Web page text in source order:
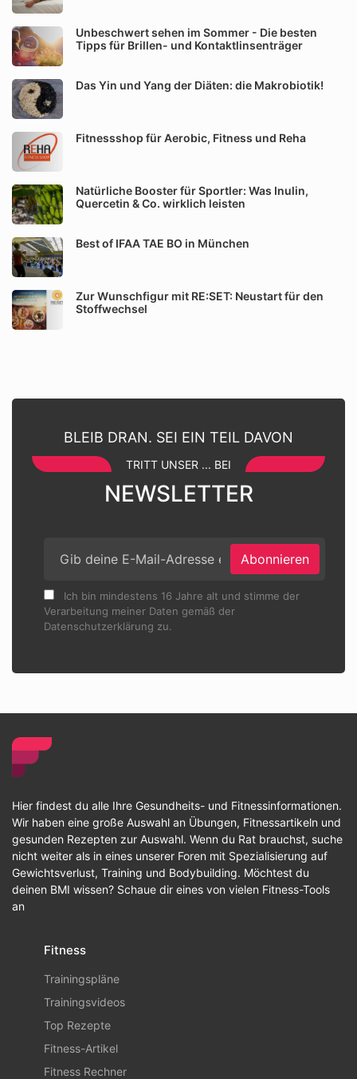
Unbeschwert sehen im Sommer - Die besten
Tipps für Brillen- und Kontaktlinsenträger
Das Yin und Yang der Diäten: die Makrobiotik!
Fitnessshop für Aerobic, Fitness und Reha
Natürliche Booster für Sportler: Was Inulin,
Quercetin & Co. wirklich leisten
Best of IFAA TAE BO in München
Zur Wunschfigur mit RE:SET: Neustart für den
Stoffwechsel
BLEIB DRAN. SEI EIN TEIL DAVON
TRITT UNSER ... BEI
NEWSLETTER
Abonnieren
Ich bin mindestens 16 Jahre alt und stimme der
Verarbeitung meiner Daten gemäß der
Datenschutzerklärung zu.
Hier findest du alle Ihre Gesundheits- und Fitnessinformationen.
Wir haben eine große Auswahl an Übungen, Fitnessartikeln und
gesunden Rezepten zur Auswahl. Wenn du Rat brauchst, suche
nicht weiter als in eines unserer Foren mit Spezialisierung auf
Gewichtsverlust, Training und Bodybuilding. Möchtest du
deinen BMI wissen? Schaue dir eines von vielen Fitness-Tools
an
Fitness
Trainingspläne
Trainingsvideos
Top Rezepte
Fitness-Artikel
Fitness Rechner